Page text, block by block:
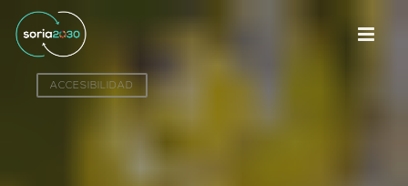
ACCESIBILIDAD